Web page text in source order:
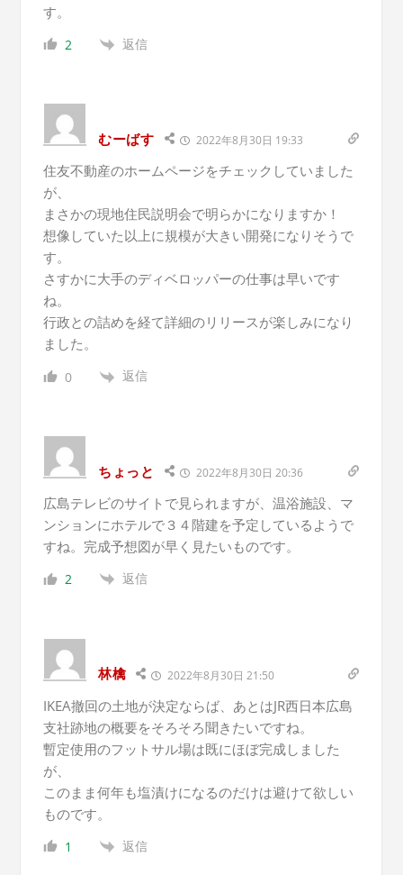
す。
2 返信
むーばす 2022年8月30日 19:33
住友不動産のホームページをチェックしていました
が、
まさかの現地住民説明会で明らかになりますか！
想像していた以上に規模が大きい開発になりそうで
す。
さすかに大手のディベロッパーの仕事は早いです
ね。
行政との詰めを経て詳細のリリースが楽しみになり
ました。
0 返信
ちょっと 2022年8月30日 20:36
広島テレビのサイトで見られますが、温浴施設、マ
ンションにホテルで３４階建を予定しているようで
すね。完成予想図が早く見たいものです。
2 返信
林檎 2022年8月30日 21:50
IKEA撤回の土地が決定ならば、あとはJR西日本広島
支社跡地の概要をそろそろ聞きたいですね。
暫定使用のフットサル場は既にほぼ完成しました
が、
このまま何年も塩漬けになるのだけは避けて欲しい
ものです。
1 返信